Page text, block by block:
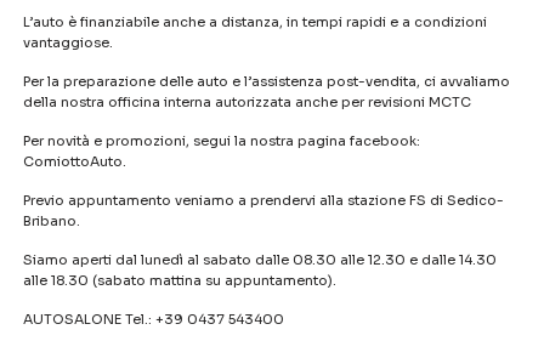
L’auto è finanziabile anche a distanza, in tempi rapidi e a condizioni
vantaggiose.
Per la preparazione delle auto e l’assistenza post-vendita, ci avvaliamo
della nostra officina interna autorizzata anche per revisioni MCTC
Per novità e promozioni, segui la nostra pagina facebook:
ComiottoAuto.
Previo appuntamento veniamo a prendervi alla stazione FS di Sedico-
Bribano.
Siamo aperti dal lunedì al sabato dalle 08.30 alle 12.30 e dalle 14.30
alle 18.30 (sabato mattina su appuntamento).
AUTOSALONE Tel.: +39 0437 543400